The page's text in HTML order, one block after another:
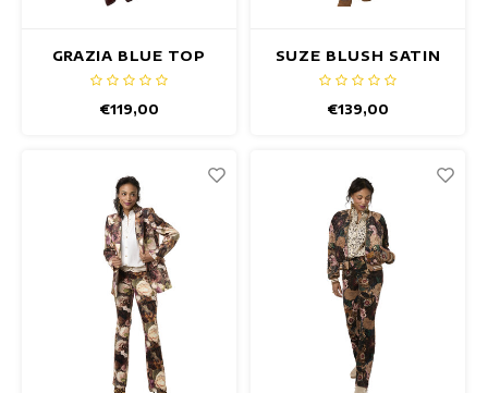
GRAZIA BLUE TOP
€119,00
SUZE BLUSH SATIN
TOP
€139,00